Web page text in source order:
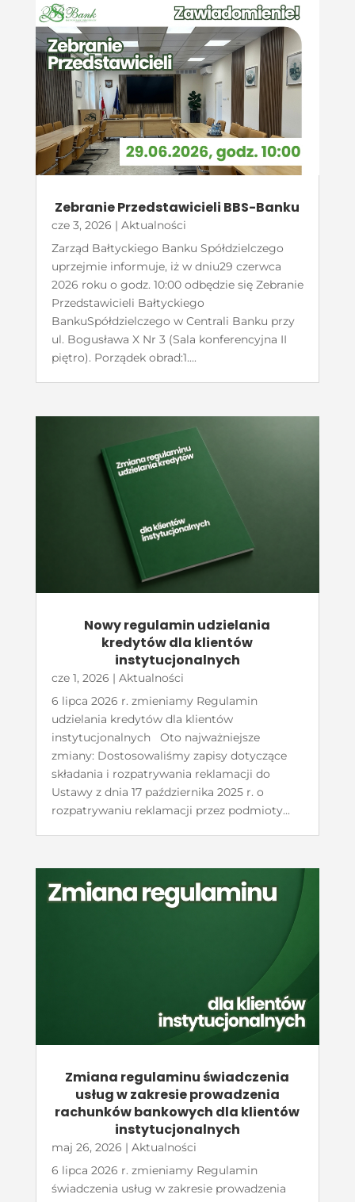
Zebranie Przedstawicieli BBS-Banku
cze 3, 2026 | Aktualności
Zarząd Bałtyckiego Banku Spółdzielczego
uprzejmie informuje, iż w dniu29 czerwca
2026 roku o godz. 10:00 odbędzie się Zebranie
Przedstawicieli Bałtyckiego
BankuSpółdzielczego w Centrali Banku przy
ul. Bogusława X Nr 3 (Sala konferencyjna II
piętro). Porządek obrad:1....
Nowy regulamin udzielania
kredytów dla klientów
instytucjonalnych
cze 1, 2026 | Aktualności
6 lipca 2026 r. zmieniamy Regulamin
udzielania kredytów dla klientów
instytucjonalnych Oto najważniejsze
zmiany: Dostosowaliśmy zapisy dotyczące
składania i rozpatrywania reklamacji do
Ustawy z dnia 17 października 2025 r. o
rozpatrywaniu reklamacji przez podmioty...
Zmiana regulaminu świadczenia
usług w zakresie prowadzenia
rachunków bankowych dla klientów
instytucjonalnych
maj 26, 2026 | Aktualności
6 lipca 2026 r. zmieniamy Regulamin
świadczenia usług w zakresie prowadzenia